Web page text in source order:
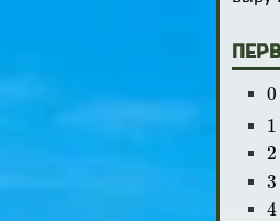
0
0
1
2
2
3
3
4
4